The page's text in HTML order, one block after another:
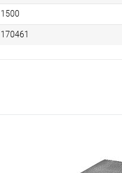
1500
170461